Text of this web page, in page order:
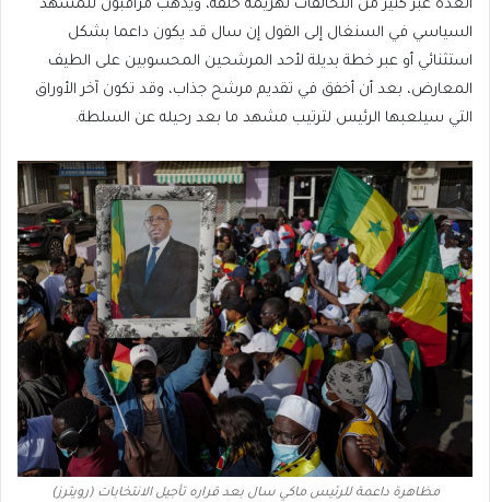
العدة عبر كثير من التحالفات لهزيمة خلفه، ويذهب مراقبون للمشهد
السياسي في السنغال إلى القول إن سال قد يكون داعما بشكل
استثنائي أو عبر خطة بديلة لأحد المرشحين المحسوبين على الطيف
المعارض، بعد أن أخفق في تقديم مرشح جذاب، وقد تكون آخر الأوراق
التي سيلعبها الرئيس لترتيب مشهد ما بعد رحيله عن السلطة.
مظاهرة داعمة للرئيس ماكي سال بعد قراره تأجيل الانتخابات (رويترز)